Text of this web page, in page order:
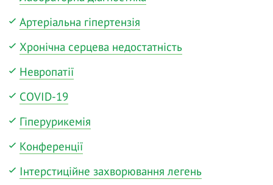
Артеріальна гіпертензія
Хронічна серцева недостатність
Невропатії
COVID-19
Гіперурикемія
Конференції
Інтерстиційне захворювання легень